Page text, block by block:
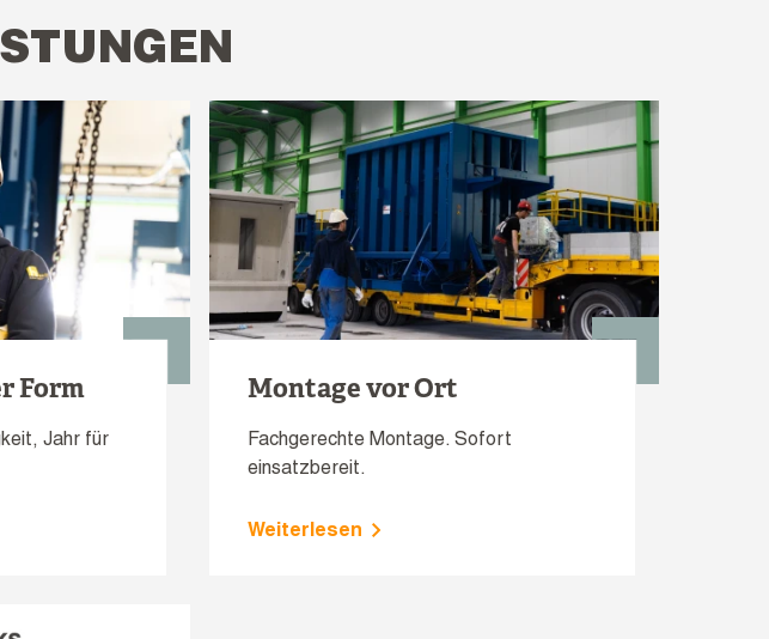
Form
Jahr für
Montage vor Ort
Fachgerechte Montage. Sofort
einsatzbereit.
Weiterlesen